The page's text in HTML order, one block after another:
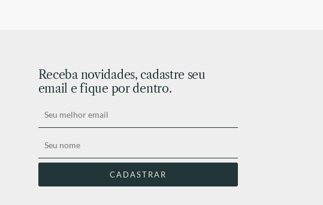
Receba novidades, cadastre seu
email e fique por dentro.